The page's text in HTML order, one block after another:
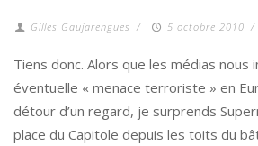
Gilles Gaujarengues / 5 octobre 2010 /
Tiens donc. Alors que les médias nous
éventuelle « menace terroriste » en
détour d’un regard, je surprends
place du Capitole depuis les toits du